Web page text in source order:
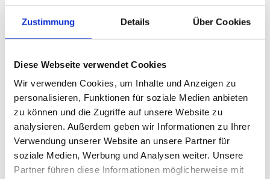
Zustimmung Details Über Cookies
Diese Webseite verwendet Cookies
Wir verwenden Cookies, um Inhalte und Anzeigen zu
personalisieren, Funktionen für soziale Medien anbieten
zu können und die Zugriffe auf unsere Website zu
analysieren. Außerdem geben wir Informationen zu Ihrer
Verwendung unserer Website an unsere Partner für
soziale Medien, Werbung und Analysen weiter. Unsere
Partner führen diese Informationen möglicherweise mit